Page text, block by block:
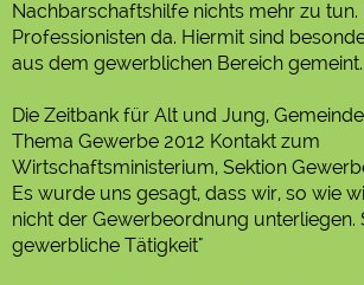
Nachbarschaftshilfe nichts mehr zu tun.
Professionisten da. Hiermit sind
aus dem gewerblichen Bereich gemeint.
Die Zeitbank für Alt und Jung,
Thema Gewerbe 2012 Kontakt zum
Wirtschaftsministerium, Sektion
Es wurde uns gesagt, dass wir, so wie
nicht der Gewerbeordnung unterliegen.
gewerbliche Tätigkeit"